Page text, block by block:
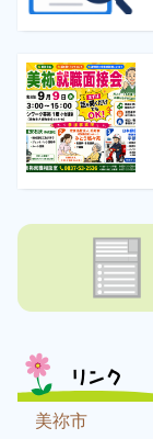
リンク
美祢市